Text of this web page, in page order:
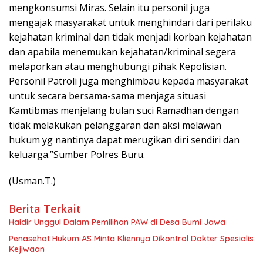
mengkonsumsi Miras. Selain itu personil juga
mengajak masyarakat untuk menghindari dari perilaku
kejahatan kriminal dan tidak menjadi korban kejahatan
dan apabila menemukan kejahatan/kriminal segera
melaporkan atau menghubungi pihak Kepolisian.
Personil Patroli juga menghimbau kepada masyarakat
untuk secara bersama-sama menjaga situasi
Kamtibmas menjelang bulan suci Ramadhan dengan
tidak melakukan pelanggaran dan aksi melawan
hukum yg nantinya dapat merugikan diri sendiri dan
keluarga.”Sumber Polres Buru.
(Usman.T.)
Berita Terkait
Haidir Unggul Dalam Pemilihan PAW di Desa Bumi Jawa
Penasehat Hukum AS Minta Kliennya Dikontrol Dokter Spesialis
Kejiwaan